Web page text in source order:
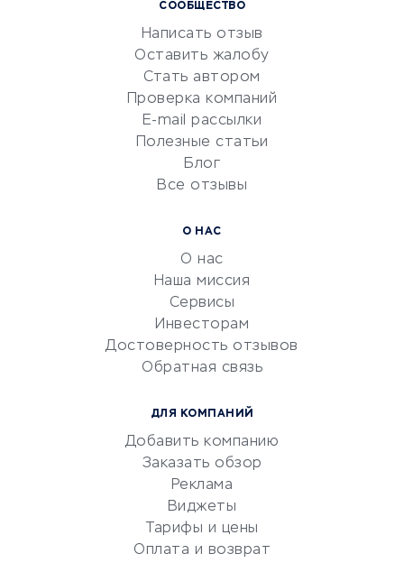
Маркетинг и продажи
Репетиторство
Красота и здоровье
Сервисы по поиску работы
Сетевой маркетинг
УСЛУГИ ДЛЯ БИЗНЕСА
документооборот
Юридические компании
Бухгалтерия онлайн
СООБЩЕСТВО
Написать отзыв
Оставить жалобу
Стать автором
Проверка компаний
E-mail рассылки
Полезные статьи
Блог
Все отзывы
О НАС
О нас
Наша миссия
Сервисы
Инвесторам
Достоверность отзывов
Обратная связь
ДЛЯ КОМПАНИЙ
Добавить компанию
Заказать обзор
Реклама
Виджеты
Тарифы и цены
Оплата и возврат